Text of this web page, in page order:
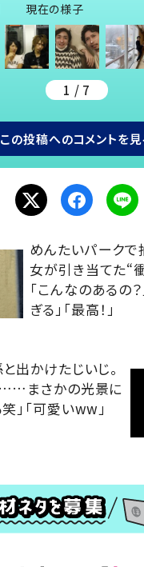
】 現在の様子
1 / 7
この投稿へのコメントを見
めんたいパークで
女が引き当てた“
「こんなのあるの？
ぎる」「最高！」
出かけたじいじ。
まさかの光景に
」「可愛いww」